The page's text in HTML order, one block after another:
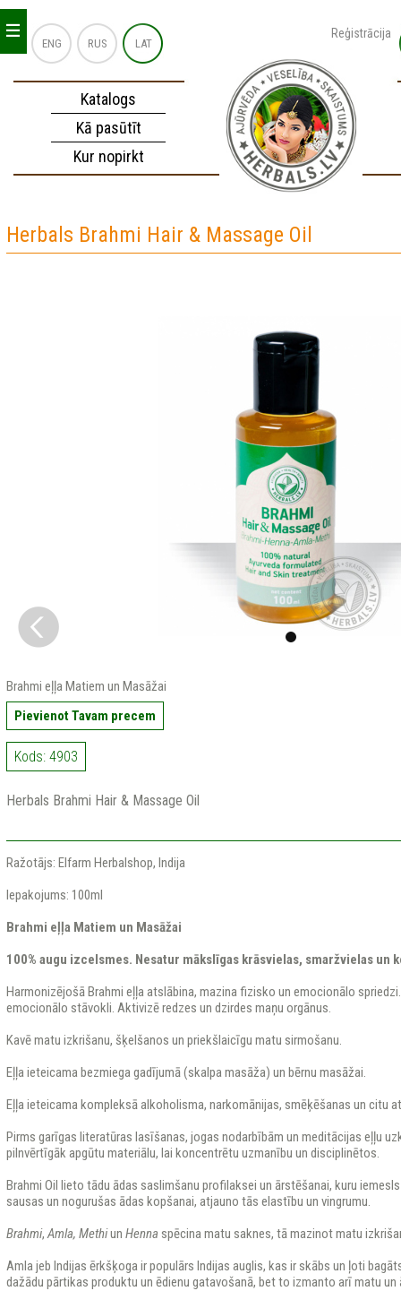
ENG RUS LAT
Reģistrācija
Katalogs
Kā pasūtīt
Kur nopirkt
_
_
_
Herbals Brahmi Hair & Massage Oil
Brahmi eļļa Matiem un Masāžai
Pievienot Tavam precem
Kods: 4903
Herbals Brahmi Hair & Massage Oil
Ražotājs: Elfarm Herbalshop, Indija
Iepakojums: 100ml
Brahmi eļļa Matiem un Masāžai
100% augu izcelsmes. Nesatur mākslīgas krāsvielas, smaržvielas un
Harmonizējošā Brahmi eļļa atslābina, mazina fizisko un emocionālo
emocionālo stāvokli. Aktivizē redzes un dzirdes maņu orgānus.
Kavē matu izkrišanu, šķelšanos un priekšlaicīgu matu sirmošanu.
Eļļa ieteicama bezmiega gadījumā (skalpa masāža) un bērnu masāžai.
Eļļa ieteicama kompleksā alkoholisma, narkomānijas, smēķēšanas un citu
Pirms garīgas literatūras lasīšanas, jogas nodarbībām un meditācijas eļļu
pilnvērtīgāk apgūtu materiālu, lai koncentrētu uzmanību un disciplinētos.
Brahmi Oil lieto tādu ādas saslimšanu profilaksei un ārstēšanai, kuru
sausas un nogurušas ādas kopšanai, atjauno tās elastību un vingrumu.
Brahmi,Amla, Methiun Henna spēcina matu saknes, tā mazinot matu
Amla jeb Indijas ērkšķoga ir populārs Indijas auglis, kas ir skābs un ļoti
dažādu pārtikas produktu un ēdienu gatavošanā, bet to izmanto arī matu